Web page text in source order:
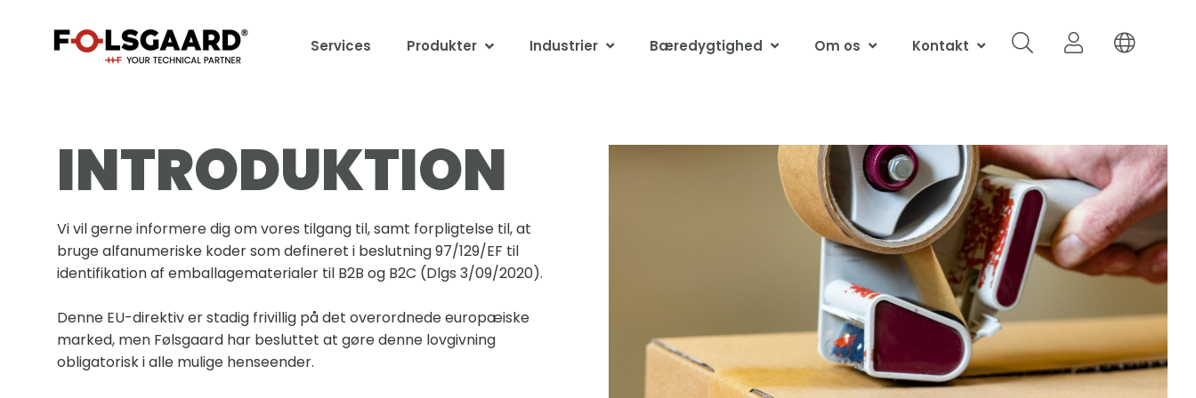
Services Produkter Industrier Bæredygtighed Om os Kontakt
INTRODUKTION
Vi vil gerne informere dig om vores tilgang til, samt forpligtelse til, at
bruge alfanumeriske koder som defineret i beslutning 97/129/EF til
identifikation af emballagematerialer til B2B og B2C (Dlgs 3/09/2020).
Denne EU-direktiv er stadig frivillig på det overordnede europæiske
marked, men Følsgaard har besluttet at gøre denne lovgivning
obligatorisk i alle mulige henseender.